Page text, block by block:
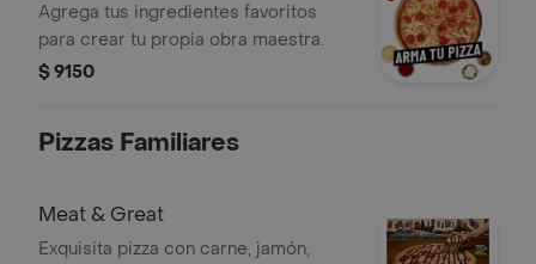
Agrega tus ingredientes favoritos
para crear tu propia obra maestra.
$ 9150
Pizzas Familiares
Meat & Great
Exquisita pizza con carne, jamón,